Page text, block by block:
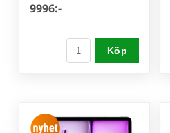
9996:-
Köp